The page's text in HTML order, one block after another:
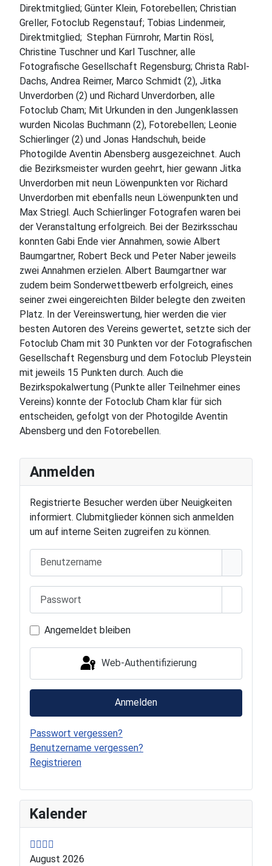
Anmelden
Registrierte Besucher werden über Neuigkeiten
informiert. Clubmitglieder können sich anmelden
um auf interne Seiten zugreifen zu können.
Angemeldet bleiben
Web-Authentifizierung
Anmelden
Passwort vergessen?
Benutzername vergessen?
Registrieren
Kalender
P
r
e
v
i
P
r
e
v
i
N
e
x
t
Y
N
e
x
t
M
August 2026
Direktmitglied; Günter Klein, Fotorebellen; Christian
Greller, Fotoclub Regenstauf; Tobias Lindenmeir,
Direktmitglied; Stephan Fürnrohr, Martin Rösl,
Christine Tuschner und Karl Tuschner, alle
Fotografische Gesellschaft Regensburg; Christa Rabl-
Dachs, Andrea Reimer, Marco Schmidt (2), Jitka
Unverdorben (2) und Richard Unverdorben, alle
Fotoclub Cham; Mit Urkunden in den Jungenklassen
wurden Nicolas Buchmann (2), Fotorebellen; Leonie
Schierlinger (2) und Jonas Handschuh, beide
Photogilde Aventin Abensberg ausgezeichnet. Auch
die Bezirksmeister wurden geehrt, hier gewann Jitka
Unverdorben mit neun Löwenpunkten vor Richard
Unverdorben mit ebenfalls neun Löwenpunkten und
Max Striegl. Auch Schierlinger Fotografen waren bei
der Veranstaltung erfolgreich. Bei der Bezirksschau
konnten Gabi Ende vier Annahmen, sowie Albert
Baumgartner, Robert Beck und Peter Naber jeweils
zwei Annahmen erzielen. Albert Baumgartner war
zudem beim Sonderwettbewerb erfolgreich, eines
seiner zwei eingereichten Bilder belegte den zweiten
Platz. In der Vereinswertung, hier werden die vier
besten Autoren des Vereins gewertet, setzte sich der
Fotoclub Cham mit 30 Punkten vor der Fotografischen
Gesellschaft Regensburg und dem Fotoclub Pleystein
mit jeweils 15 Punkten durch. Auch die
Bezirkspokalwertung (Punkte aller Teilnehmer eines
Vereins) konnte der Fotoclub Cham klar für sich
entscheiden, gefolgt von der Photogilde Aventin
Abensberg und den Fotorebellen.